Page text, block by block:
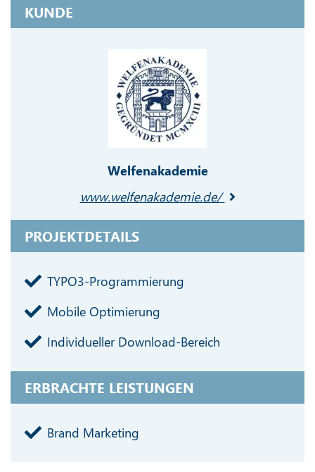
KUNDE
Welfenakademie
www.welfenakademie.de/
PROJEKTDETAILS
TYPO3-Programmierung
Mobile Optimierung
Individueller Download-Bereich
ERBRACHTE LEISTUNGEN
Brand Marketing